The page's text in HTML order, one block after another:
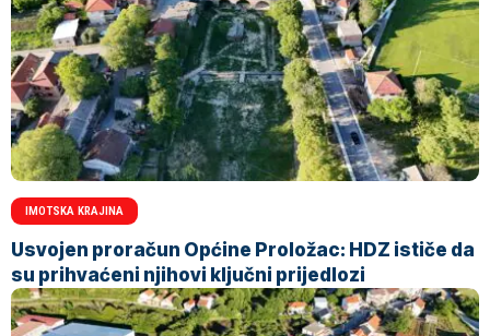
IMOTSKA KRAJINA
Usvojen proračun Općine Proložac: HDZ ističe da
su prihvaćeni njihovi ključni prijedlozi